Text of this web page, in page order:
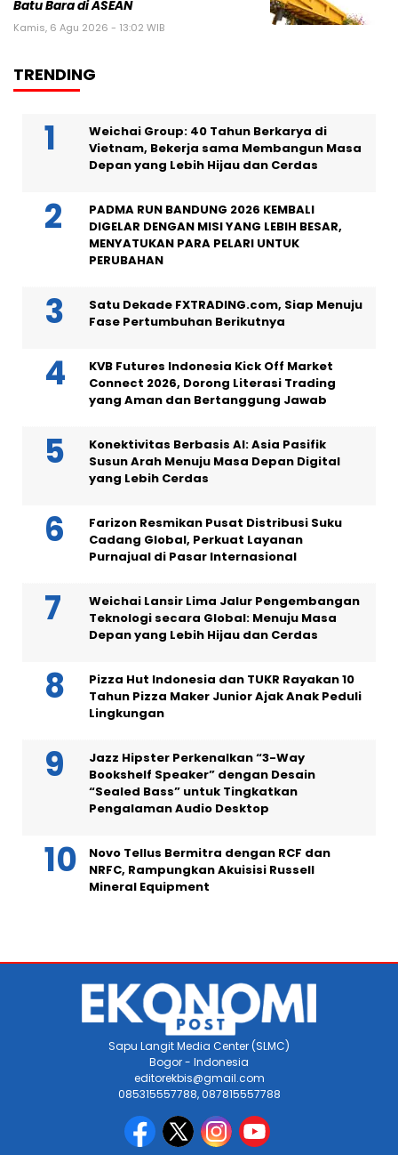
Batu Bara di ASEAN
Kamis, 6 Agu 2026 - 13:02 WIB
TRENDING
Weichai Group: 40 Tahun Berkarya di
Vietnam, Bekerja sama Membangun Masa
Depan yang Lebih Hijau dan Cerdas
PADMA RUN BANDUNG 2026 KEMBALI
DIGELAR DENGAN MISI YANG LEBIH BESAR,
MENYATUKAN PARA PELARI UNTUK
PERUBAHAN
Satu Dekade FXTRADING.com, Siap Menuju
Fase Pertumbuhan Berikutnya
KVB Futures Indonesia Kick Off Market
Connect 2026, Dorong Literasi Trading
yang Aman dan Bertanggung Jawab
Konektivitas Berbasis AI: Asia Pasifik
Susun Arah Menuju Masa Depan Digital
yang Lebih Cerdas
Farizon Resmikan Pusat Distribusi Suku
Cadang Global, Perkuat Layanan
Purnajual di Pasar Internasional
Weichai Lansir Lima Jalur Pengembangan
Teknologi secara Global: Menuju Masa
Depan yang Lebih Hijau dan Cerdas
Pizza Hut Indonesia dan TUKR Rayakan 10
Tahun Pizza Maker Junior Ajak Anak Peduli
Lingkungan
Jazz Hipster Perkenalkan “3-Way
Bookshelf Speaker” dengan Desain
“Sealed Bass” untuk Tingkatkan
Pengalaman Audio Desktop
Novo Tellus Bermitra dengan RCF dan
NRFC, Rampungkan Akuisisi Russell
Mineral Equipment
Sapu Langit Media Center (SLMC)
Bogor - Indonesia
editorekbis@gmail.com
085315557788, 087815557788